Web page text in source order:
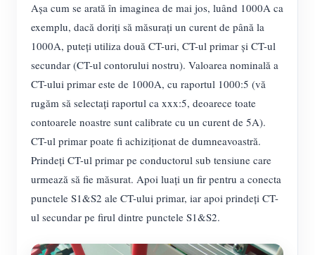
Monitor energetic pentru sistem solar FV
Sistem de control încălzitor FV
Automatizare locuință
Monitorizare energetică pentru fabrici
Magazin
Resurse
Ghid rapid produs
Documentație
Video tutorial
FAQ
Noutăți
Blog
Comunitate
Program pentru contribuitori
Centrul contribuitorilor
Activități IAMMETER
Forum
Soluții
Despre noi
Așa cum se arată în imaginea de mai jos, luând 1000A ca
exemplu, dacă doriți să măsurați un curent de până la
1000A, puteți utiliza două CT-uri, CT-ul primar și CT-ul
secundar (CT-ul contorului nostru). Valoarea nominală a
CT-ului primar este de 1000A, cu raportul 1000:5 (vă
rugăm să selectați raportul ca xxx:5, deoarece toate
contoarele noastre sunt calibrate cu un curent de 5A).
CT-ul primar poate fi achiziționat de dumneavoastră.
Prindeți CT-ul primar pe conductorul sub tensiune care
urmează să fie măsurat. Apoi luați un fir pentru a conecta
punctele S1&S2 ale CT-ului primar, iar apoi prindeți CT-
ul secundar pe firul dintre punctele S1&S2.